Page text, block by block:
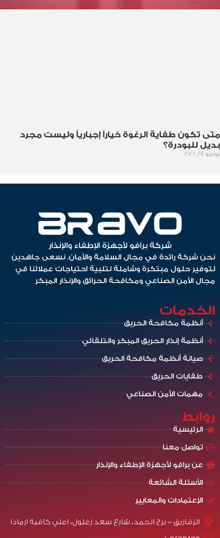
متى تكون طفاية الرغوة خياراً إجبارياً وليست مجرد
بديل للبودرة؟
يونيو 24, 2026
نحن شركة رائدة في مجال السلامة والأمان. نسعى جاهدين
لتوفير حلول مبتكرة وشاملة لتلبية احتياجات عملائنا في
مجال الأمن الصناعي ومكافحة الحرائق والإنذار المبكر
الخدمات
أنظمة مكافحة الحريق
أنظمة إنذار الحريق المبكر والتلقائي
صيانة أنظمة مكافحة الحريق
طفايات الحريق
مهمات الأمن الصناعي
روابط
الرئيسية
تواصل معنا
عن برافو لأجهزة الإطفاء والإنذار
الأسئلة الشائعة
الإعتمادات والمعايير
الزقازيق - برج الحمد، شارع سعد زغلول، اعلي كافية ارمادا